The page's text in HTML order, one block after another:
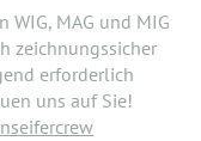
WIG, MAG und MIG
zeichnungssicher
erforderlich
uns auf Sie!